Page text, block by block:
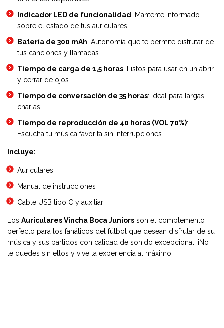
Indicador LED de funcionalidad: Mantente informado
sobre el estado de tus auriculares.
Batería de 300 mAh: Autonomía que te permite disfrutar de
tus canciones y llamadas.
Tiempo de carga de 1,5 horas: Listos para usar en un abrir
y cerrar de ojos.
Tiempo de conversación de 35 horas: Ideal para largas
charlas.
Tiempo de reproducción de 40 horas (VOL 70%):
Escucha tu música favorita sin interrupciones.
Incluye:
Auriculares
Manual de instrucciones
Cable USB tipo C y auxiliar
Los Auriculares Vincha Boca Juniors son el complemento
perfecto para los fanáticos del fútbol que desean disfrutar de su
música y sus partidos con calidad de sonido excepcional. ¡No
te quedes sin ellos y vive la experiencia al máximo!